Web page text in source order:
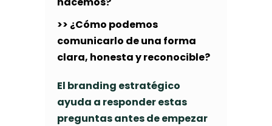
>> ¿Cómo podemos
comunicarlo de una forma
clara, honesta y reconocible?
El branding estratégico
ayuda a responder estas
preguntas antes de empezar